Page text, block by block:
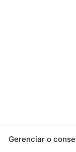
Gerenciar o